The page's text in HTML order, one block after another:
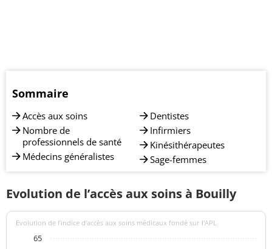
Sommaire
Accès aux soins
Nombre de
professionnels de santé
Médecins généralistes
Dentistes
Infirmiers
Kinésithérapeutes
Sage-femmes
Evolution de l’accès aux soins à Bouilly
Evolution de l’indice d’accès aux soins médicaux fondé sur l'APL
65